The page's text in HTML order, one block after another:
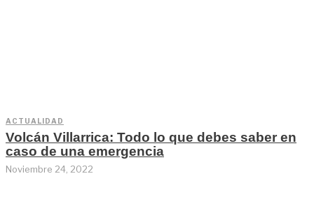
ACTUALIDAD
Volcán Villarrica: Todo lo que debes saber en
caso de una emergencia
Noviembre 24, 2022